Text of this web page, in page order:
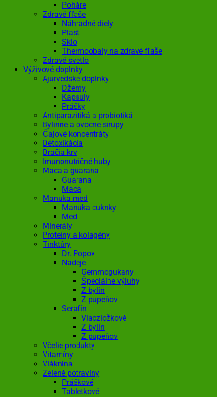
Poháre
Zdravé fľaše
Náhradné diely
Plast
Sklo
Thermoobaly na zdravé fľaše
Zdravé svetlo
Výživové doplnky
Ajurvédske doplnky
Džemy
Kapsuly
Prášky
Antiparazitiká a probiotiká
Bylinné a ovocné sirupy
Čajové koncentráty
Detoxikácia
Dračia krv
Imunonutričné huby
Maca a guarana
Guarana
Maca
Manuka med
Manuka cukríky
Med
Minerály
Proteíny a kolagény
Tinktúry
Dr. Popov
Nadeje
Gemmogukany
Špeciálne výluhy
Z bylín
Z pupeňov
Serafín
Viaczložkové
Z bylín
Z pupeňov
Včelie produkty
Vitamíny
Vláknina
Zelené potraviny
Práškové
Tabletkové